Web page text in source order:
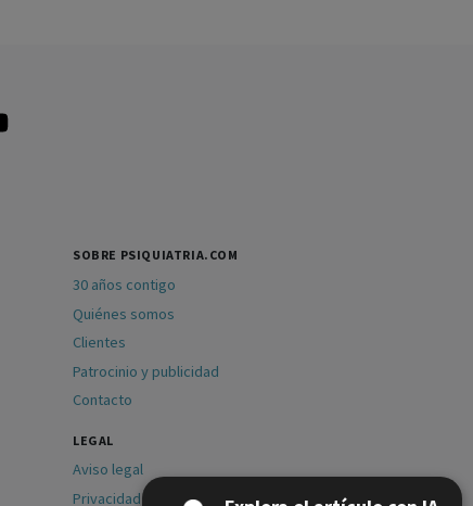
SOBRE PSIQUIATRIA.COM
30 años contigo
Quiénes somos
Clientes
Patrocinio y publicidad
Contacto
LEGAL
Aviso legal
Privacidad